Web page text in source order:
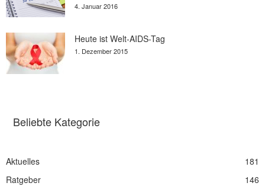
4. Januar 2016
Heute ist Welt-AIDS-Tag
1. Dezember 2015
Beliebte Kategorie
Aktuelles
181
Ratgeber
146